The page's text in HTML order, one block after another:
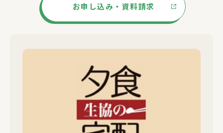
お申し込み・資料請求